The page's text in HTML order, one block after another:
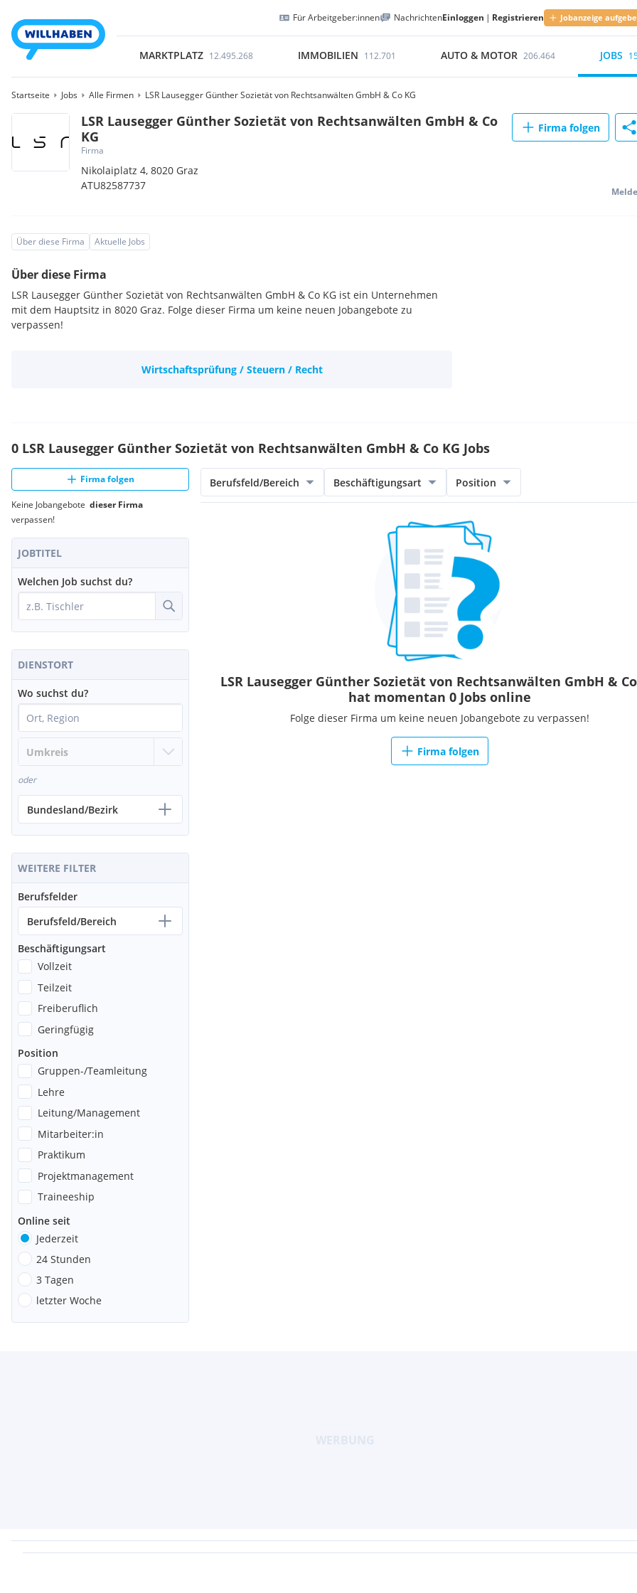
Für Arbeitgeber:innen NachrichtenEinloggen | Registrieren Jobanzeige
MARKTPLATZ 12.495.268 IMMOBILIEN 112.701 AUTO & MOTOR 206.464 JOBS
Startseite Jobs Alle Firmen LSR Lausegger Günther Sozietät von Rechtsanwälten GmbH & Co KG
LSR Lausegger Günther Sozietät von Rechtsanwälten GmbH & Co
KG
Firma
Nikolaiplatz 4,8020 Graz
ATU82587737
Firma folgen
Über diese Firma Aktuelle Jobs
Über diese Firma
LSR Lausegger Günther Sozietät von Rechtsanwälten GmbH & Co KG ist ein Unternehmen
mit dem Hauptsitz in 8020 Graz. Folge dieser Firma um keine neuen Jobangebote zu
verpassen!
Wirtschaftsprüfung / Steuern / Recht
0 LSR Lausegger Günther Sozietät von Rechtsanwälten GmbH & Co KG Jobs
Firma folgen
Keine Jobangebote dieser Firma
verpassen!
JOBTITEL
Welchen Job suchst du?
DIENSTORT
Wo suchst du?
oder
Bundesland/Bezirk
WEITERE FILTER
Berufsfelder
Berufsfeld/Bereich
Beschäftigungsart
Vollzeit
Teilzeit
Freiberuflich
Geringfügig
Position
Gruppen-/Teamleitung
Lehre
Leitung/Management
Mitarbeiter:in
Praktikum
Projektmanagement
Traineeship
Online seit
Jederzeit
24 Stunden
3 Tagen
letzter Woche
Berufsfeld/Bereich Beschäftigungsart Position
LSR Lausegger Günther Sozietät von Rechtsanwälten GmbH &
hat momentan 0 Jobs online
Folge dieser Firma um keine neuen Jobangebote zu verpassen!
Firma folgen